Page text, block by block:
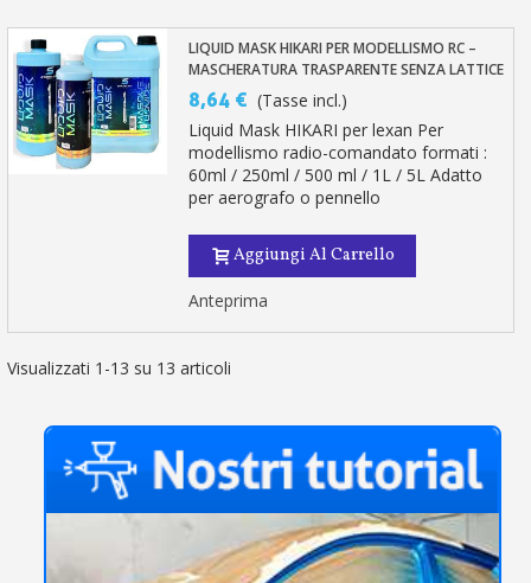
LIQUID MASK HIKARI PER MODELLISMO RC –
MASCHERATURA TRASPARENTE SENZA LATTICE
8,64 € (Tasse incl.)
Liquid Mask HIKARI per lexan Per
modellismo radio-comandato formati :
60ml / 250ml / 500 ml / 1L / 5L Adatto
per aerografo o pennello
Aggiungi Al Carrello
Anteprima
Visualizzati 1-13 su 13 articoli